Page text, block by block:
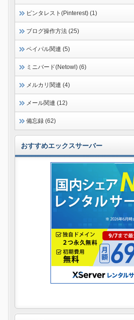
ピンタレスト(Pinterest) (1)
ブログ操作方法 (25)
ペイパル関連 (5)
ミニバード(Netowl) (6)
メルカリ関連 (4)
メール関連 (12)
備忘録 (62)
おすすめエックスサーバー